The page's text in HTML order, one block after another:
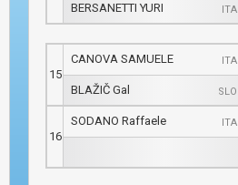
BERSANETTI YURI ITA
15
CANOVA SAMUELE ITA
BLAŽIČ Gal SLO
16
SODANO Raffaele ITA